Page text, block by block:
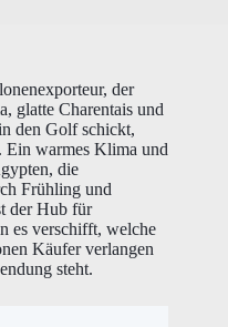
der
glatte Charentais und
den Golf schickt,
Ein warmes Klima und
die
Frühling und
der Hub für
es verschifft, welche
Käufer verlangen
steht.